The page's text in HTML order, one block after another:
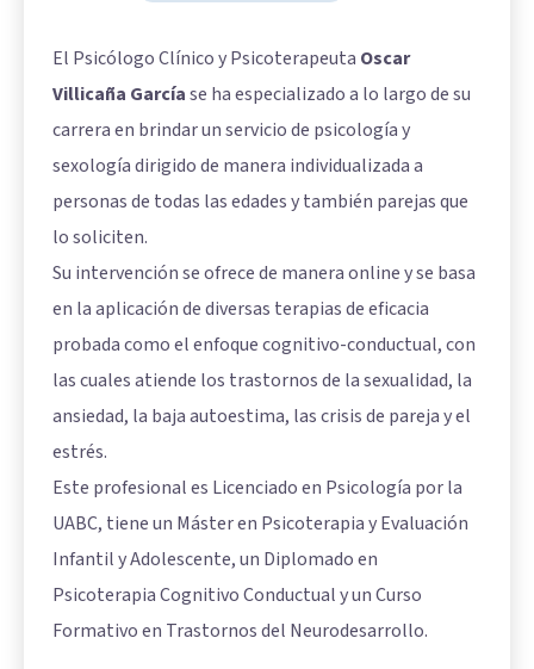
El Psicólogo Clínico y Psicoterapeuta Oscar
Villicaña Garcíase ha especializado a lo largo de su
carrera en brindar un servicio de psicología y
sexología dirigido de manera individualizada a
personas de todas las edades y también parejas que
lo soliciten.
Su intervención se ofrece de manera online y se basa
en la aplicación de diversas terapias de eficacia
probada como el enfoque cognitivo-conductual, con
las cuales atiende los trastornos de la sexualidad, la
ansiedad, la baja autoestima, las crisis de pareja y el
estrés.
Este profesional es Licenciado en Psicología por la
UABC, tiene un Máster en Psicoterapia y Evaluación
Infantil y Adolescente, un Diplomado en
Psicoterapia Cognitivo Conductual y un Curso
Formativo en Trastornos del Neurodesarrollo.